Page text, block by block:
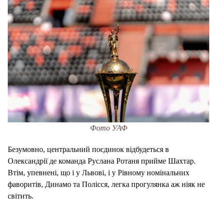
Фото УАФ
Безумовно, центральний поєдинок відбудеться в
Олександрії де команда Руслана Ротаня прийме Шахтар.
Втім, упевнені, що і у Львові, і у Рівному номінальних
фаворитів, Динамо та Полісся, легка прогулянка аж ніяк не
світить.